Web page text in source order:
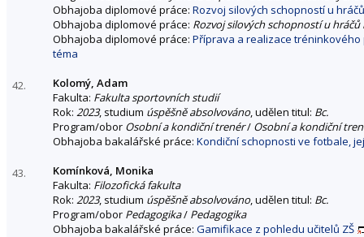
Obhajoba diplomové práce: Rozvoj silových schopností u
Obhajoba diplomové práce: Rozvoj silových schopností u
Obhajoba diplomové práce: Příprava a realizace
téma
42.
Kolomý, Adam
Fakulta: Fakulta sportovních studií
Rok: 2023, studium úspěšně absolvováno, udělen titul: Bc.
Program/obor Osobní a kondiční trenér/ Osobní a kondiční
Obhajoba bakalářské práce: Kondiční schopnosti ve fotbale,
43.
Komínková, Monika
Fakulta: Filozofická fakulta
Rok: 2023, studium úspěšně absolvováno, udělen titul: Bc.
Program/obor Pedagogika/ Pedagogika
Obhajoba bakalářské práce: Gamifikace z pohledu učitelů ZŠ